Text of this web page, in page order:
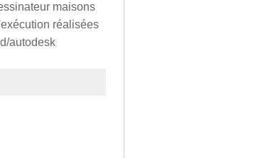
maisons
réalisées
autodesk